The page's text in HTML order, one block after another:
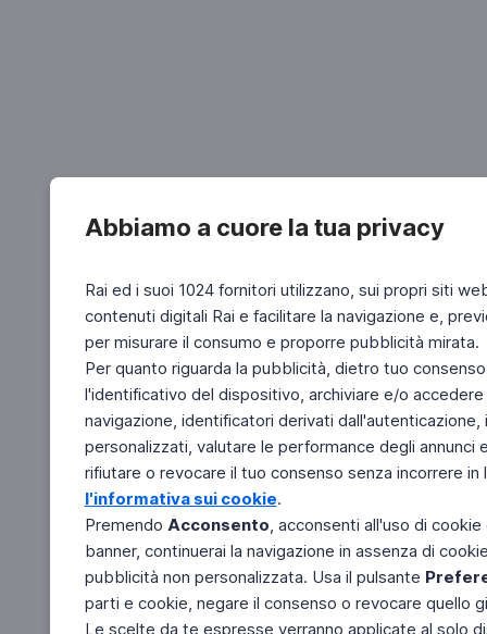
Abbiamo a cuore la tua privacy
Rai ed i suoi 1024 fornitori utilizzano, sui propri siti
contenuti digitali Rai e facilitare la navigazione e,
per misurare il consumo e proporre pubblicità mirata.
Per quanto riguarda la pubblicità, dietro tuo
l'identificativo del dispositivo, archiviare e/o
navigazione, identificatori derivati
personalizzati, valutare le performance degli
rifiutare o revocare il tuo consenso senza incorrere
l'informativa sui cookie.
Premendo Acconsento, acconsenti all'uso di
banner, continuerai la navigazione in assenza di
pubblicità non personalizzata. Usa il pulsante
parti e cookie, negare il consenso o revocare quello
Le scelte da te espresse verranno applicate al solo